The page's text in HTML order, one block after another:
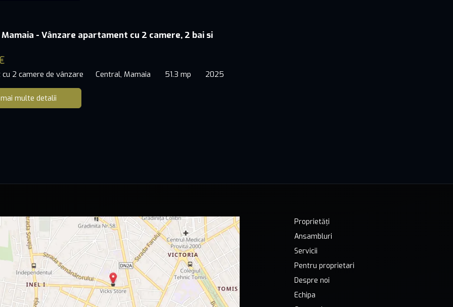
- Vânzare apartament cu 2 camere, 2 bai si
2 camere de vânzare Central, Mamaia 51.3 mp 2025
multe detalii
Proprietăți
Ansambluri
Servicii
Pentru proprietari
Despre noi
Echipa